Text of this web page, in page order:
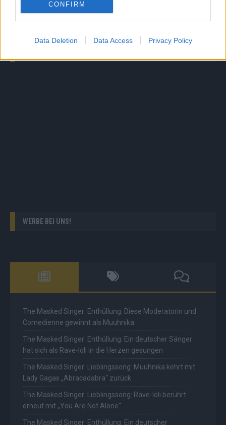
CONFIRM
Data Deletion Data Access Privacy Policy
Merz rechnet ab: Putin „größter Kriegsverbrecher
WERBE BEI UNS!
The Masked Singer: Enthüllung: Diese Moderatorin und
Comedienne gewinnt als Muuhnika
The Masked Singer: Enthüllung: Ein deutscher Sänger
hat sich als Rave-Ioli in die Herzen gesungen
The Masked Singer: Lieblingssong: Muuhnika kehrt mit
Lady Gagas „Abracadabra“ zurück
The Masked Singer: Lieblingssong: Rave-Ioli berührt
erneut mit „You Are Not Alone“
The Masked Singer: Enthüllung: Ein deutscher